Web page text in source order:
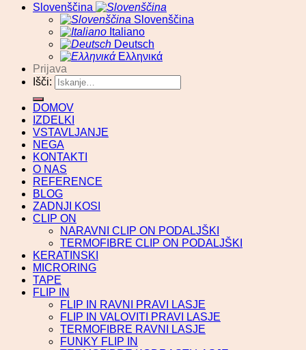
Slovenščina
Slovenščina
Italiano
Deutsch
Ελληνικά
Prijava
Išči:
DOMOV
IZDELKI
VSTAVLJANJE
NEGA
KONTAKTI
O NAS
REFERENCE
BLOG
ZADNJI KOSI
CLIP ON
NARAVNI CLIP ON PODALJŠKI
TERMOFIBRE CLIP ON PODALJŠKI
KERATINSKI
MICRORING
TAPE
FLIP IN
FLIP IN RAVNI PRAVI LASJE
FLIP IN VALOVITI PRAVI LASJE
TERMOFIBRE RAVNI LASJE
FUNKY FLIP IN